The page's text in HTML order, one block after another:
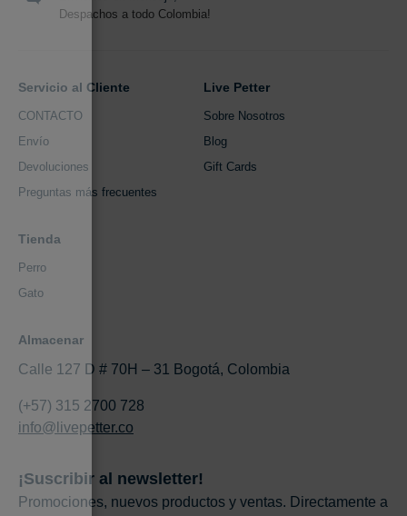
Despachos a todo Colombia!
Servicio al Cliente
CONTACTO
Envío
Devoluciones
Preguntas más frecuentes
Live Petter
Sobre Nosotros
Blog
Gift Cards
Tienda
Perro
Gato
Almacenar
Calle 127 D # 70H – 31 Bogotá, Colombia
(+57) 315 2700 728
info@livepetter.co
¡Suscribir al newsletter!
Promociones, nuevos productos y ventas. Directamente a